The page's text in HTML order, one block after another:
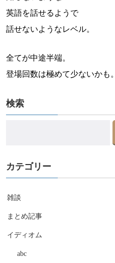
英語を話せるようで
話せないようなレベル。
全てが中途半端。
登場回数は極めて少ないかも。
検索
カテゴリー
雑談
まとめ記事
イディオム
abc